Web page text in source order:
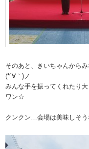
そのあと、きいちゃんから
(*´∀｀)ノ
みんな手を振ってくれたり
ワン☆
クンクン…会場は美味しそう